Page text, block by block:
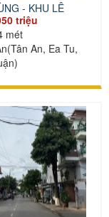
- KHU LÊ
triệu
mét
An, Ea Tu,